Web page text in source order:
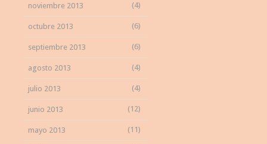
noviembre 2013 (4)
octubre 2013 (6)
septiembre 2013 (6)
agosto 2013 (4)
julio 2013 (4)
junio 2013 (12)
mayo 2013 (11)